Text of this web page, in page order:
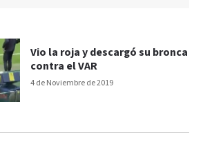
4 de Noviembre de 2019
Vio la roja y descargó su bronca
contra el VAR